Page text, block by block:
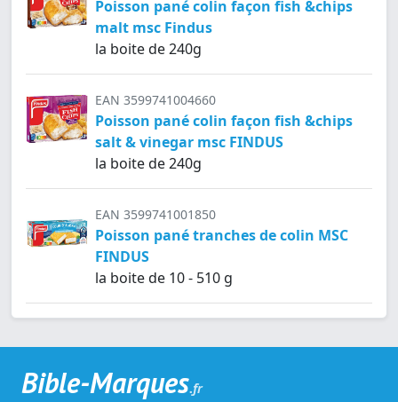
Poisson pané colin façon fish &chips
malt msc Findus
la boite de 240g
EAN 3599741004660
Poisson pané colin façon fish &chips
salt & vinegar msc FINDUS
la boite de 240g
EAN 3599741001850
Poisson pané tranches de colin MSC
FINDUS
la boite de 10 - 510 g
Bible-Marques.fr